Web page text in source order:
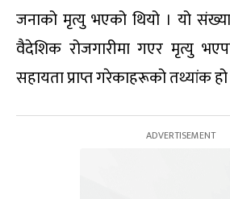
जनाको मृत्यु भएको थियो । यो
वैदेशिक रोजगारीमा गएर मृत्यु
सहायता प्राप्त गरेकाहरूको तथ्यांक हो